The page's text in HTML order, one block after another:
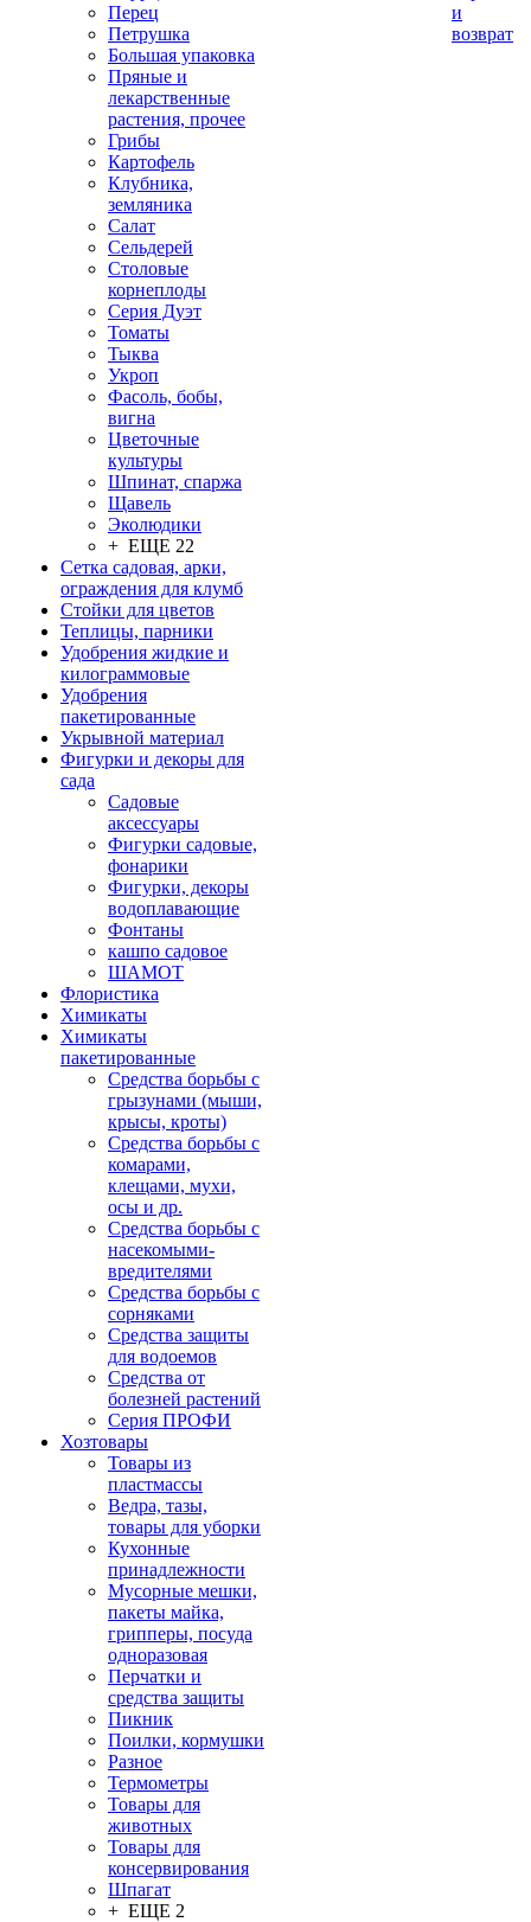
Перец
Петрушка
Большая упаковка
Пряные и
лекарственные
растения, прочее
Грибы
Картофель
Клубника,
земляника
Салат
Сельдерей
Столовые
корнеплоды
Серия Дуэт
Томаты
Тыква
Укроп
Фасоль, бобы,
вигна
Цветочные
культуры
Шпинат, спаржа
Щавель
Эколюдики
+ ЕЩЕ 22
Сетка садовая, арки,
ограждения для клумб
Стойки для цветов
Теплицы, парники
Удобрения жидкие и
килограммовые
Удобрения
пакетированные
Укрывной материал
Фигурки и декоры для
сада
Садовые
аксессуары
Фигурки садовые,
фонарики
Фигурки, декоры
водоплавающие
Фонтаны
кашпо садовое
ШАМОТ
Флористика
Химикаты
Химикаты
пакетированные
Средства борьбы с
грызунами (мыши,
крысы, кроты)
Средства борьбы с
комарами,
клещами, мухи,
осы и др.
Средства борьбы с
насекомыми-
вредителями
Средства борьбы с
сорняками
Средства защиты
для водоемов
Средства от
болезней растений
Серия ПРОФИ
Хозтовары
Товары из
пластмассы
Ведра, тазы,
товары для уборки
Кухонные
принадлежности
Мусорные мешки,
пакеты майка,
грипперы, посуда
одноразовая
Перчатки и
средства защиты
Пикник
Поилки, кормушки
Разное
Термометры
Товары для
животных
Товары для
консервирования
Шпагат
+ ЕЩЕ 2
и
возврат